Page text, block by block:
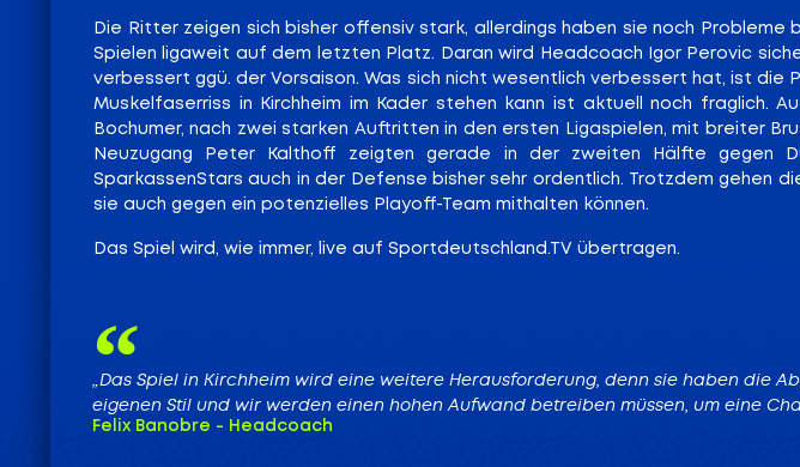
Die Ritter zeigen sich bisher offensiv stark, allerdings haben sie noch
Spielen ligaweit auf dem letzten Platz. Daran wird Headcoach Igor Perovic
verbessert ggü. der Vorsaison. Was sich nicht wesentlich verbessert hat, ist die
Muskelfaserriss in Kirchheim im Kader stehen kann ist aktuell noch fraglich.
Bochumer, nach zwei starken Auftritten in den ersten Ligaspielen, mit breiter
Neuzugang Peter Kalthoff zeigten gerade in der zweiten Hälfte gegen
SparkassenStars auch in der Defense bisher sehr ordentlich. Trotzdem gehen
sie auch gegen ein potenzielles Playoff-Team mithalten können.
Das Spiel wird, wie immer, live auf Sportdeutschland.TV übertragen.
„Das Spiel in Kirchheim wird eine weitere Herausforderung, denn sie haben die
eigenen Stil und wir werden einen hohen Aufwand betreiben müssen, um eine
Felix Banobre - Headcoach